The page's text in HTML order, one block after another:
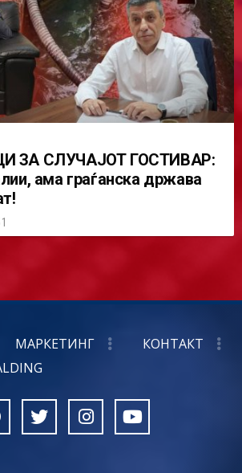
ЗА СЛУЧАЈОТ ГОСТИВАР:
ама граѓанска држава
МАРКЕТИНГ
КОНТАКТ